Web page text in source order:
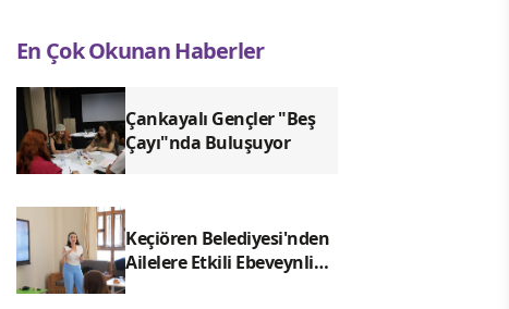
En Çok Okunan Haberler
Çankayalı Gençler "Beş
Çayı"nda Buluşuyor
Keçiören Belediyesi'nden
Ailelere Etkili Ebeveynlik